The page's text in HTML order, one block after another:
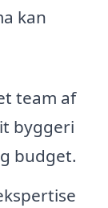
kan
team af
byggeri
budget.